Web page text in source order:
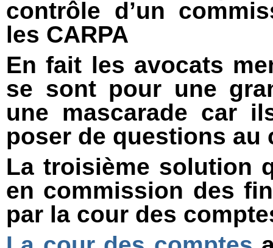
contrôle d’un
les CARPA
En fait les avocats
se sont pour une
une mascarade car
poser de questions au
La troisième solution
en commission des
par la cour des